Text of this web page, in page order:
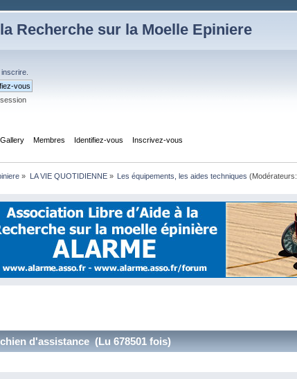
Recherche sur la Moelle Epiniere
Gallery Membres Identifiez-vous Inscrivez-vous
» LA VIE QUOTIDIENNE» Les équipements, les aides techniques (Modérateurs:
d'assistance (Lu 678501 fois)